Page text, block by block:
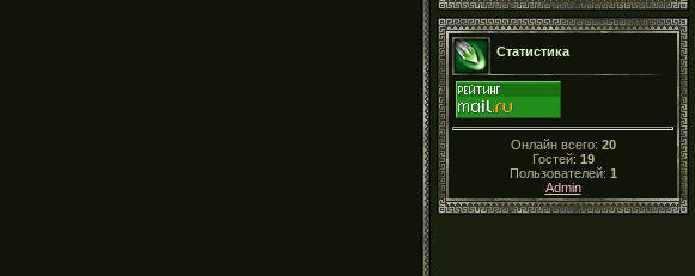
Статистика
Онлайн всего: 20
Гостей: 19
Пользователей: 1
Admin